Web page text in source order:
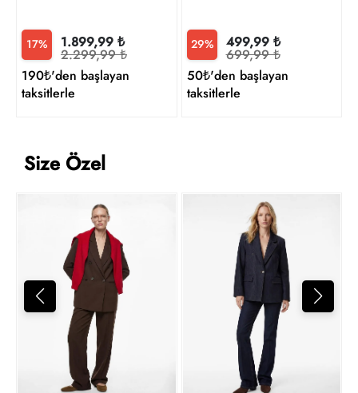
17% 1.899,99 ₺
2.299,99 ₺
190₺'den başlayan
taksitlerle
29% 499,99 ₺
699,99 ₺
50₺'den başlayan
taksitlerle
Size Özel